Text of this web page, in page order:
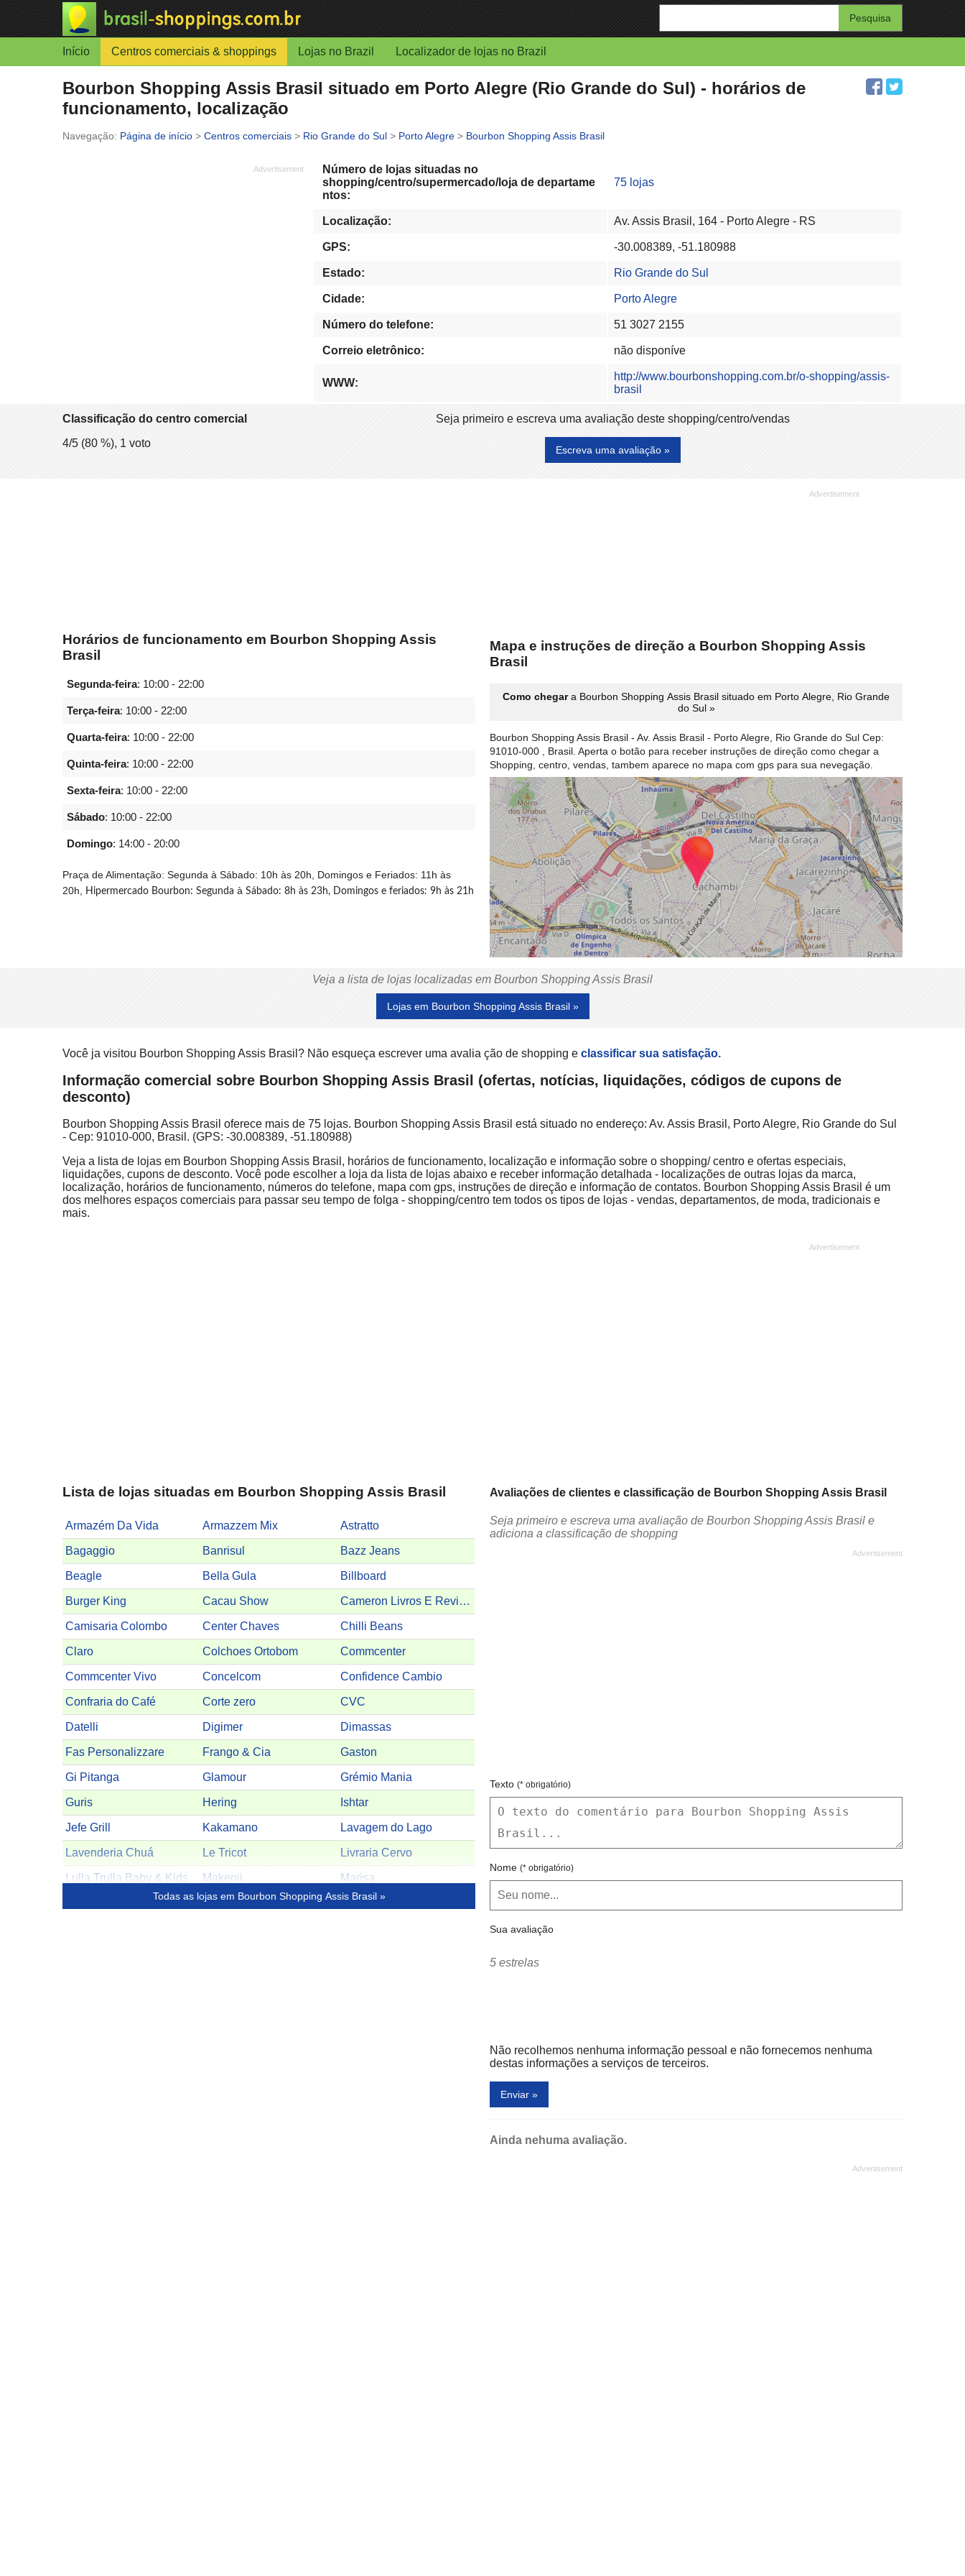
Enter
your
search
Início Centros comerciais & shoppings Lojas no Brazil Localizador de lojas no Brazil
Bourbon Shopping Assis Brasil situado em Porto Alegre (Rio Grande do Sul) - horários de
funcionamento, localização
Página de início > Centros comerciais > Rio Grande do Sul > Porto Alegre > Bourbon Shopping Assis Brasil
Número de lojas situadas no
shopping/centro/supermercado/loja de departame
ntos:
75 lojas
Localização: Av. Assis Brasil, 164 - Porto Alegre - RS
GPS: -30.008389, -51.180988
Estado: Rio Grande do Sul
Cidade: Porto Alegre
Número do telefone: 51 3027 2155
Correio eletrônico: não disponíve
WWW:
http://www.bourbonshopping.com.br/o-shopping/assis-
brasil
Classificação do centro comercial
4/5 (80 %), 1 voto
Seja primeiro e escreva uma avaliação deste shopping/centro/vendas
Escreva uma avaliação »
Horários de funcionamento em Bourbon Shopping Assis
Brasil
Segunda-feira: 10:00 - 22:00
Terça-feira: 10:00 - 22:00
Quarta-feira: 10:00 - 22:00
Quinta-feira: 10:00 - 22:00
Sexta-feira: 10:00 - 22:00
Sábado: 10:00 - 22:00
Domingo: 14:00 - 20:00
Praça de Alimentação: Segunda à Sábado: 10h às 20h, Domingos e Feriados: 11h às
20h,
Hipermercado Bourbon: Segunda à Sábado: 8h às 23h, Domingos e feriados: 9h às 21h
Mapa e instruções de direção a Bourbon Shopping Assis
Brasil
Como chegara Bourbon Shopping Assis Brasil situado em Porto Alegre, Rio Grande
do Sul »
Bourbon Shopping Assis Brasil - Av. Assis Brasil - Porto Alegre, Rio Grande do Sul Cep:
91010-000 , Brasil. Aperta o botão para receber instruções de direção como chegar a
Shopping, centro, vendas, tambem aparece no mapa com gps para sua nevegação.
Veja a lista de lojas localizadas em Bourbon Shopping Assis Brasil
Lojas em Bourbon Shopping Assis Brasil »
Você ja visitou Bourbon Shopping Assis Brasil? Não esqueça escrever uma avalia ção de shopping e classificar sua satisfação.
Informação comercial sobre Bourbon Shopping Assis Brasil (ofertas, notícias, liquidações, códigos de cupons de
desconto)
Bourbon Shopping Assis Brasil oferece mais de 75 lojas. Bourbon Shopping Assis Brasil está situado no endereço: Av. Assis Brasil, Porto Alegre, Rio Grande do Sul
- Cep: 91010-000, Brasil. (GPS: -30.008389, -51.180988)
Veja a lista de lojas em Bourbon Shopping Assis Brasil, horários de funcionamento, localização e informação sobre o shopping/ centro e ofertas especiais,
liquidações, cupons de desconto. Você pode escolher a loja da lista de lojas abaixo e receber informação detalhada - localizações de outras lojas da marca,
localização, horários de funcionamento, números do telefone, mapa com gps, instruções de direção e informação de contatos. Bourbon Shopping Assis Brasil é um
dos melhores espaços comerciais para passar seu tempo de folga - shopping/centro tem todos os tipos de lojas - vendas, departamentos, de moda, tradicionais e
mais.
Lista de lojas situadas em Bourbon Shopping Assis Brasil
Armazém Da Vida Armazzem Mix Astratto
Bagaggio Banrisul Bazz Jeans
Beagle Bella Gula Billboard
Burger King Cacau Show Cameron Livros E Revistas
Camisaria Colombo Center Chaves Chilli Beans
Claro Colchoes Ortobom Commcenter
Commcenter Vivo Concelcom Confidence Cambio
Confraria do Café Corte zero CVC
Datelli Digimer Dimassas
Fas Personalizzare Frango & Cia Gaston
Gi Pitanga Glamour Grémio Mania
Guris Hering Ishtar
Jefe Grill Kakamano Lavagem do Lago
Lavenderia Chuá Le Tricot Livraria Cervo
Lulla Trulla Baby & Kids Makenji Marisa
Mc Café Mc Donald's
Todas as lojas em Bourbon Shopping Assis Brasil »
Avaliações de clientes e classificação de Bourbon Shopping Assis Brasil
Seja primeiro e escreva uma avaliação de Bourbon Shopping Assis Brasil e
adiciona a classificação de shopping
Texto (* obrigatório)
Nome (* obrigatório)
Sua avaliação
5 estrelas
Não recolhemos nenhuma informação pessoal e não fornecemos nenhuma
destas informações a serviços de terceiros.
Enviar »
Ainda nehuma avaliação.